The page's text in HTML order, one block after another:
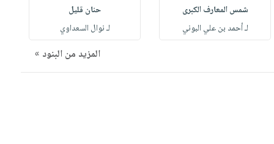
شمس المعارف الكبرى
لـ أحمد بن علي البوني
حنان قليل
لـ نوال السعداوي
المزيد من البنود »